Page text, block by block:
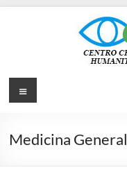
CCSHH
Centro
Menú
Medicina General